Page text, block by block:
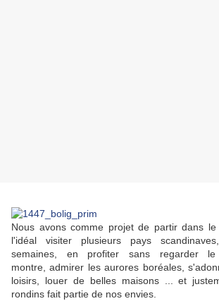
Nous avons comme projet de partir dans
l'idéal visiter plusieurs pays
semaines, en profiter sans regarder
montre, admirer les aurores boréales,
loisirs, louer de belles maisons ... et
rondins fait partie de nos envies.